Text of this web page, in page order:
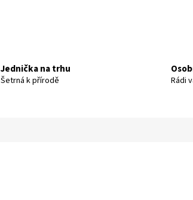
Jednička na trhu
Šetrná k přírodě Rádi